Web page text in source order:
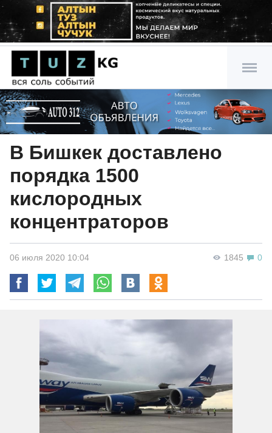
В Бишкек доставлено
порядка 1500
кислородных
концентраторов
1845 0
06 июля 2020 10:04